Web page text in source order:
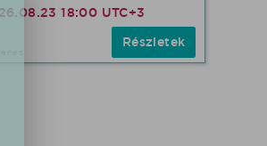
18:00 UTC+3
Részletek